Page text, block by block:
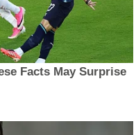
Facts May Surprise